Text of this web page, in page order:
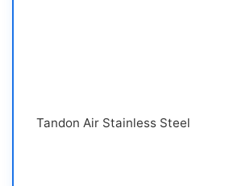
Tandon Air Stainless Steel